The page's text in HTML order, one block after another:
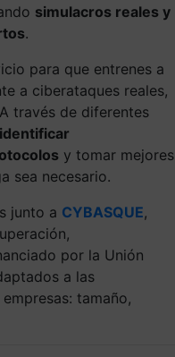
simulacros reales y
.
para que entrenes a
a ciberataques reales,
través de diferentes
identificar
y tomar mejores
sea necesario.
junto a CYBASQUE,
por la Unión
a las
tamaño,